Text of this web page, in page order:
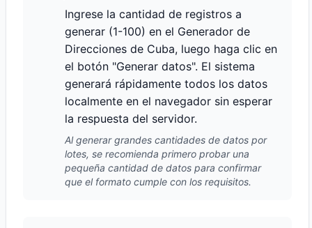
Ingrese la cantidad de registros a
generar (1-100) en el Generador de
Direcciones de Cuba, luego haga clic en
el botón "Generar datos". El sistema
generará rápidamente todos los datos
localmente en el navegador sin esperar
la respuesta del servidor.
Al generar grandes cantidades de datos por
lotes, se recomienda primero probar una
pequeña cantidad de datos para confirmar
que el formato cumple con los requisitos.